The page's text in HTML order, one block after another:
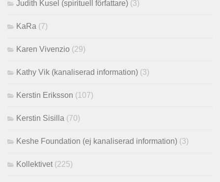
Judith Kusel (spirituell författare) (3)
KaRa (7)
Karen Vivenzio (29)
Kathy Vik (kanaliserad information) (3)
Kerstin Eriksson (107)
Kerstin Sisilla (70)
Keshe Foundation (ej kanaliserad information) (3)
Kollektivet (225)